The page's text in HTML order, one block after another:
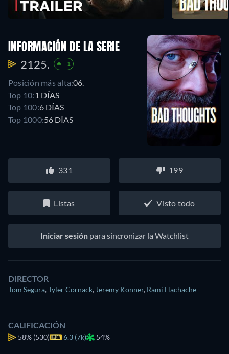
INFORMACIÓN DE LA SERIE
2125. +1
Posición más alta:06.
Top 10: 1 DÍAS
Top 100:6 DÍAS
Top 1000:56 DÍAS
331 199
Listas Visto todo
Iniciar sesión para sincronizar la Watchlist
DIRECTOR
Tom Segura,Tyler Cornack, Jeremy Konner, Rami Hachache
CALIFICACIÓN
58% (530) 6.3 (7k) 54%